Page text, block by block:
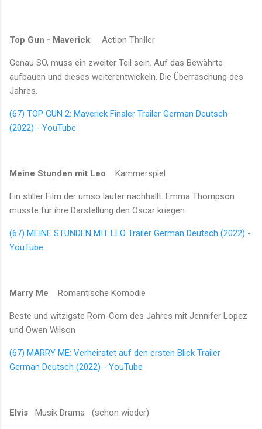
Top Gun - Maverick Action Thriller
Genau SO, muss ein zweiter Teil sein. Auf das Bewährte
aufbauen und dieses weiterentwickeln. Die Überraschung des
Jahres.
(67) TOP GUN 2: Maverick Finaler Trailer German Deutsch
(2022) - YouTube
Meine Stunden mit Leo Kammerspiel
Ein stiller Film der umso lauter nachhallt. Emma Thompson
müsste für ihre Darstellung den Oscar kriegen.
(67) MEINE STUNDEN MIT LEO Trailer German Deutsch (2022) -
YouTube
Marry Me Romantische Komödie
Beste und witzigste Rom-Com des Jahres mit Jennifer Lopez
und Owen Wilson
(67) MARRY ME: Verheiratet auf den ersten Blick Trailer
German Deutsch (2022) - YouTube
Elvis Musik Drama (schon wieder)